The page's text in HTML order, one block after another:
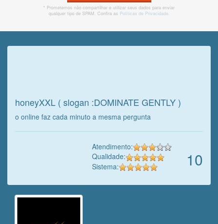
* Prometemos não compartilhar e utilizar seus dados para enviar
qualquer tipo de SPAM. Confira as Políticas de Privacidade.
honeyXXL ( slogan :DOMINATE GENTLY )
o online faz cada minuto a mesma pergunta
10
Atendimento:
Qualidade:
Sistema: